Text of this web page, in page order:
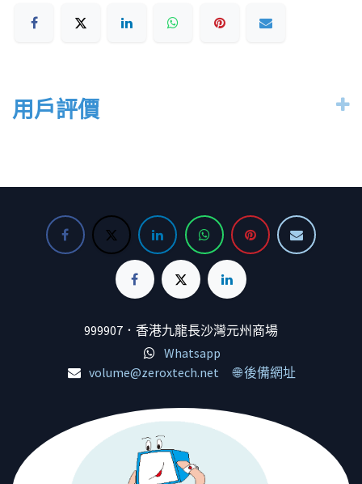
用戶評價
999907．香港九龍長沙灣元州商場
Whatsapp
volume@zeroxtech.net
🌐 後備網址